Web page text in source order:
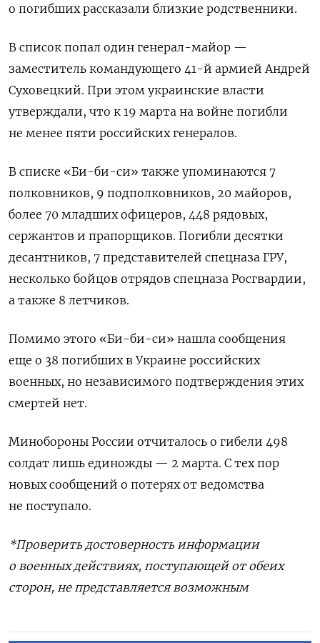
о погибших рассказали близкие родственники.
В список попал один генерал-майор —
заместитель командующего 41-й армией Андрей
Суховецкий. При этом украинские власти
утверждали, что к 19 марта на войне погибли
не менее пяти российских генералов.
В списке «Би-би-си» также упоминаются 7
полковников, 9 подполковников, 20 майоров,
более 70 младших офицеров, 448 рядовых,
сержантов и прапорщиков. Погибли десятки
десантников, 7 представителей спецназа ГРУ,
несколько бойцов отрядов спецназа Росгвардии,
а также 8 летчиков.
Помимо этого «Би-би-си» нашла сообщения
еще о 38 погибших в Украине российских
военных, но независимого подтверждения этих
смертей нет.
Минобороны России отчиталось о гибели 498
солдат лишь единожды — 2 марта. С тех пор
новых сообщений о потерях от ведомства
не поступало.
*Проверить достоверность информации
о военных действиях, поступающей от обеих
сторон, не представляется возможным